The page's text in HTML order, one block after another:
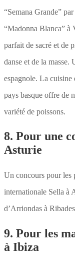
“Semana Grande”
“Madonna Blanca” à
parfait de sacré et de
danse et de la masse.
espagnole. La cuisine
pays basque offre de
variété de poissons.
8. Pour une
Asturie
Un concours pour les
internationale Sella à
d’Arriondas à
9. Pour les
à Ibiza